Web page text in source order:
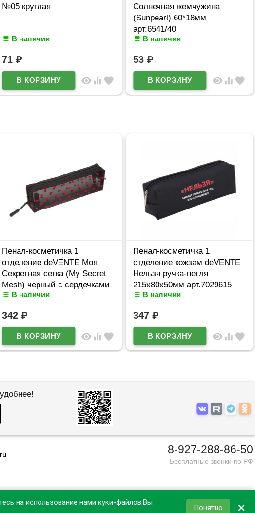
№05 круглая
В наличии
71₽
visibility equalizer favorite
Солнечная жемчужина
(Sunpearl) 60*18мм
арт.6541/40
В наличии
53₽
visibility equalizer favorite
Пенал-косметичка 1
отделение deVENTE Моя
Секретная сетка (My Secret
Mesh) черный с сердечками
210х60х60мм арт7029628
В наличии
342₽
visibility equalizer favorite
Пенал-косметичка 1
отделение кожзам deVENTE
Нельзя ручка-петля
215x80x50мм арт.7029615
В наличии
347₽
visibility equalizer favorite
8-927-288-86-50
Бесплатные звонки по РФ
на использование нами куки-файлов.Вы
Понятно ×